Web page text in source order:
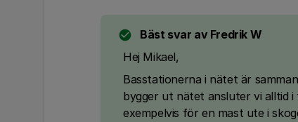
Bäst svar av Fredrik W
Hej Mikael,
Basstationerna i nätet är
bygger ut nätet ansluter vi alltid
exempelvis för en mast ute i